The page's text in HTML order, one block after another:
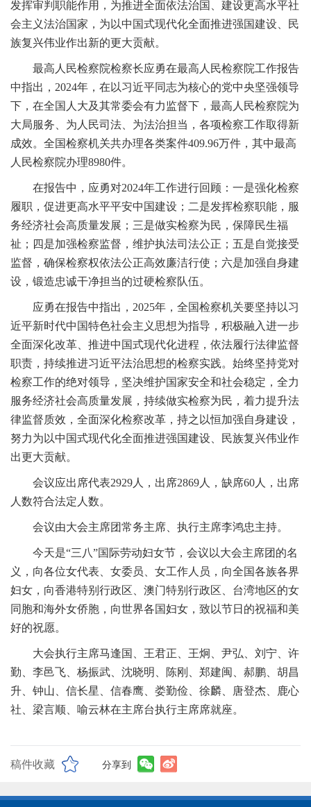
发挥审判职能作用，为推进全面依法治国、建设更高水平社
会主义法治国家，为以中国式现代化全面推进强国建设、民
族复兴伟业作出新的更大贡献。
最高人民检察院检察长应勇在最高人民检察院工作报告
中指出，2024年，在以习近平同志为核心的党中央坚强领导
下，在全国人大及其常委会有力监督下，最高人民检察院为
大局服务、为人民司法、为法治担当，各项检察工作取得新
成效。全国检察机关共办理各类案件409.96万件，其中最高
人民检察院办理8980件。
在报告中，应勇对2024年工作进行回顾：一是强化检察
履职，促进更高水平平安中国建设；二是发挥检察职能，服
务经济社会高质量发展；三是做实检察为民，保障民生福
祉；四是加强检察监督，维护执法司法公正；五是自觉接受
监督，确保检察权依法公正高效廉洁行使；六是加强自身建
设，锻造忠诚干净担当的过硬检察队伍。
应勇在报告中指出，2025年，全国检察机关要坚持以习
近平新时代中国特色社会主义思想为指导，积极融入进一步
全面深化改革、推进中国式现代化进程，依法履行法律监督
职责，持续推进习近平法治思想的检察实践。始终坚持党对
检察工作的绝对领导，坚决维护国家安全和社会稳定，全力
服务经济社会高质量发展，持续做实检察为民，着力提升法
律监督质效，全面深化检察改革，持之以恒加强自身建设，
努力为以中国式现代化全面推进强国建设、民族复兴伟业作
出更大贡献。
会议应出席代表2929人，出席2869人，缺席60人，出席
人数符合法定人数。
会议由大会主席团常务主席、执行主席李鸿忠主持。
今天是“三八”国际劳动妇女节，会议以大会主席团的名
义，向各位女代表、女委员、女工作人员，向全国各族各界
妇女，向香港特别行政区、澳门特别行政区、台湾地区的女
同胞和海外女侨胞，向世界各国妇女，致以节日的祝福和美
好的祝愿。
大会执行主席马逢国、王君正、王炯、尹弘、刘宁、许
勤、李邑飞、杨振武、沈晓明、陈刚、郑建闽、郝鹏、胡昌
升、钟山、信长星、信春鹰、娄勤俭、徐麟、唐登杰、鹿心
社、梁言顺、喻云林在主席台执行主席席就座。
稿件收藏 分享到